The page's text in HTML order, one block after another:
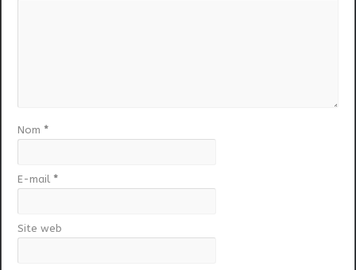
Nom *
E-mail *
Site web